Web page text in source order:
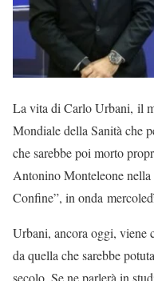
La vita di Carlo Urbani, il
Mondiale della Sanità che
che sarebbe poi morto
Antonino Monteleone
Confine”, in onda
Urbani, ancora oggi, viene
da quella che sarebbe
secolo. Se ne parlerà in